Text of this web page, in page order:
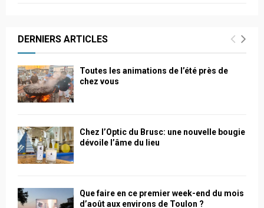
DERNIERS ARTICLES
Toutes les animations de l’été près de
chez vous
Chez l’Optic du Brusc: une nouvelle bougie
dévoile l’âme du lieu
Que faire en ce premier week-end du mois
d’août aux environs de Toulon ?